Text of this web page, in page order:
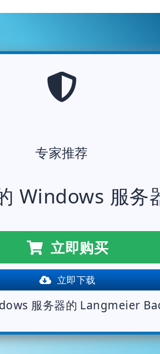
专家推荐
Windows 服务
立即购买
立即下载
服务器的 Langmeier